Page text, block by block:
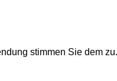
stimmen Sie dem zu.